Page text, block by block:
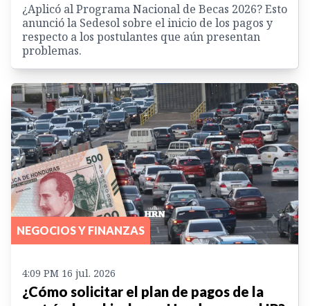
¿Aplicó al Programa Nacional de Becas 2026? Esto
anunció la Sedesol sobre el inicio de los pagos y
respecto a los postulantes que aún presentan
problemas.
NEGOCIOS Y FINANZAS
4:09 PM 16 jul. 2026
¿Cómo solicitar el plan de pagos de la